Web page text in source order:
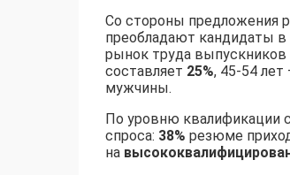
Со стороны предложения
преобладают кандидаты в
рынок труда выпускников
составляет 25%, 45-54 лет
мужчины.
По уровню квалификации
спроса: 38% резюме
на